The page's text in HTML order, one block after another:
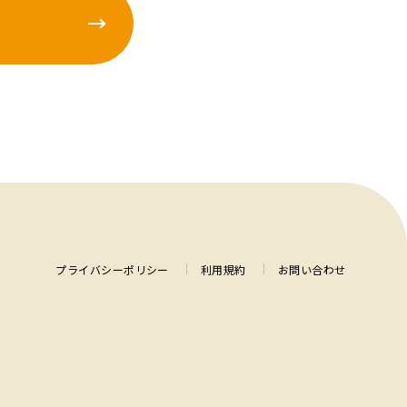
プライバシーポリシー 利用規約 お問い合わせ